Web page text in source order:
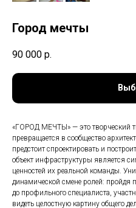
Город мечты
90 000 р.
«ГОРОД МЕЧТЫ» — это творческий
превращается в сообщество
предстоит спроектировать и
объект инфраструктуры является
ценностей их реальной команды.
динамической смене ролей: пройдя
до профильного специалиста,
видеть целостную картину общего